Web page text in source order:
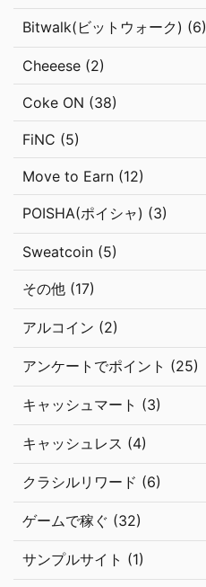
Bitwalk(ビットウォーク) (6)
Cheeese (2)
Coke ON (38)
FiNC (5)
Move to Earn (12)
POISHA(ポイシャ) (3)
Sweatcoin (5)
その他 (17)
アルコイン (2)
アンケートでポイント (25)
キャッシュマート (3)
キャッシュレス (4)
クラシルリワード (6)
ゲームで稼ぐ (32)
サンプルサイト (1)